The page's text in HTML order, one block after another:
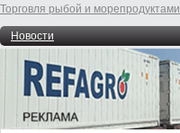
Торговля рыбой и морепродуктами
Новости